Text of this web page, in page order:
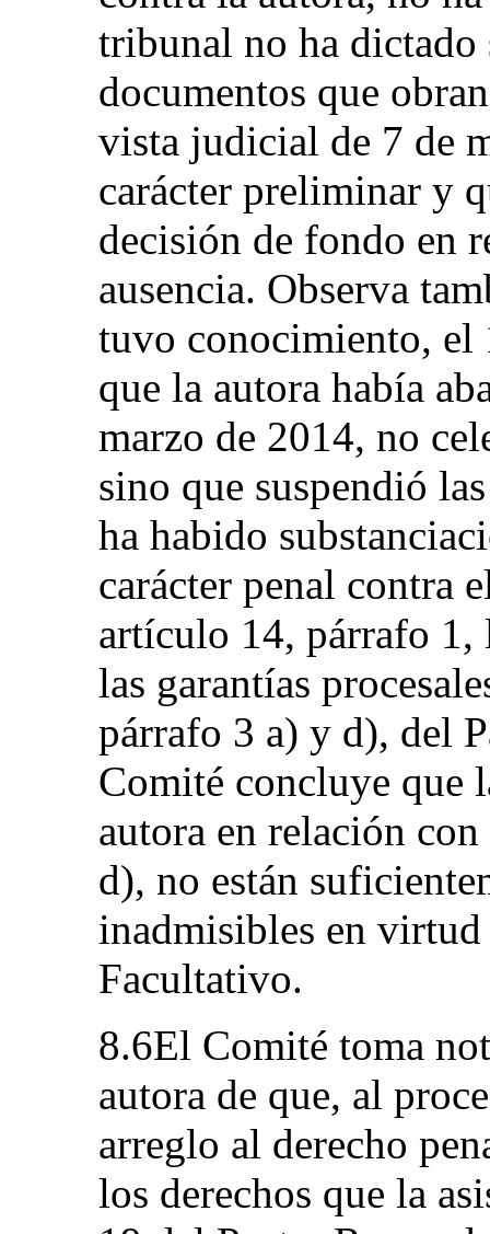
tribunal no ha dictado
documentos que
vista judicial de 7 de
carácter preliminar y
decisión de fondo en
ausencia. Observa
tuvo conocimiento, el
que la autora había
marzo de 2014, no
sino que suspendió
ha habido
carácter penal contra
artículo 14, párrafo 1,
las garantías
párrafo 3 a) y d), del
Comité concluye que
autora en relación
d), no están
inadmisibles en
Facultativo.
8.6El Comité toma
autora de que, al
arreglo al derecho
los derechos que la